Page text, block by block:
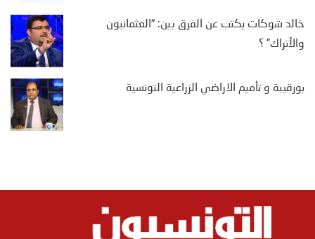
خالد شوكات يكتب عن الفرق بين: “العثمانيون
والأتراك” ؟
بورقيبة و تأميم الاراضي الزراعية التونسية